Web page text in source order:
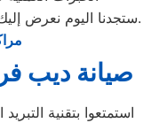
ستجدنا اليوم نعرض إليك أهم المشاكل والأعطال التي تلحق بها.
صيانة ديب